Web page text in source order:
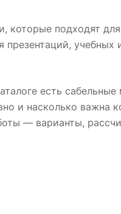
которые подходят
есть
и насколько важна
— варианты,